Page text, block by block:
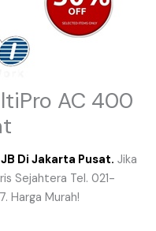
AC 400
Di Jakarta Pusat. Jika
Sejahtera Tel. 021-
Harga Murah!